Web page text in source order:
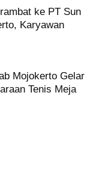
ke PT Sun
Karyawan
Mojokerto Gelar
Tenis Meja